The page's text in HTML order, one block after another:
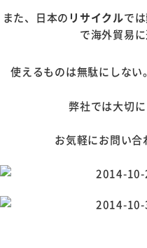
また、日本の リサイクルで
で海外貿易
使えるものは無駄にしない。
弊社では大切に
お気軽にお問い